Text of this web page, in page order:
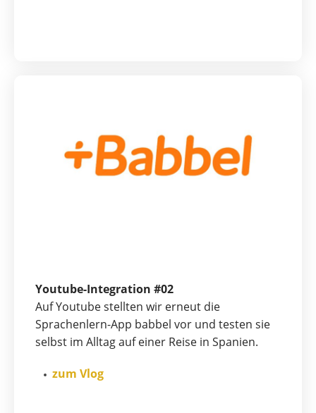
Youtube-Integration #02
Auf Youtube stellten wir erneut die
Sprachenlern-App babbel vor und testen sie
selbst im Alltag auf einer Reise in Spanien.
zum Vlog